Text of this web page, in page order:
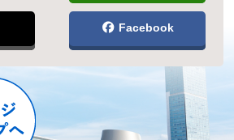
Facebook